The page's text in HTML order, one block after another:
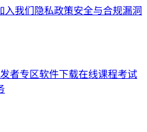
入我们隐私政策安全与合规漏洞
者专区软件下载在线课程考试